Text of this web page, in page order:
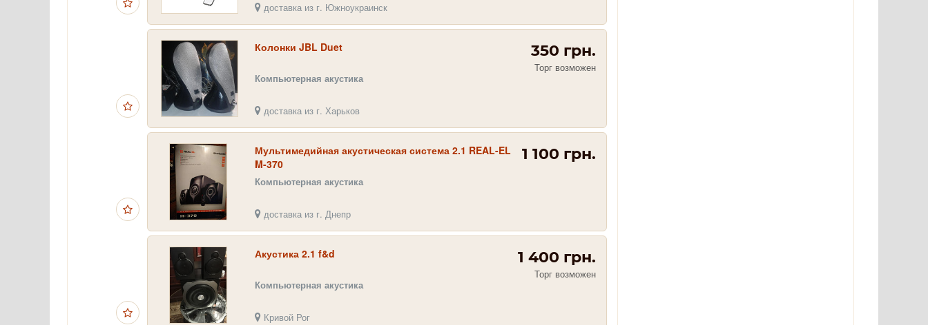
доставка из г. Южноукраинск
Колонки JBL Duet
Компьютерная акустика
доставка из г. Харьков
350 грн.
Торг возможен
Мультимедийная акустическая система 2.1 REAL-EL
M-370
Компьютерная акустика
доставка из г. Днепр
1 100 грн.
Акустика 2.1 f&d
Компьютерная акустика
Кривой Рог
1 400 грн.
Торг возможен